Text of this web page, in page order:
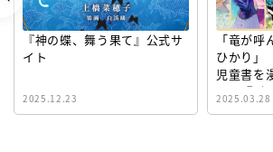
『神の蝶、舞う果て』公式サ
イト
2025.12.23
「竜が
ひかり
児童書を
イト『
生！
2025.03.28